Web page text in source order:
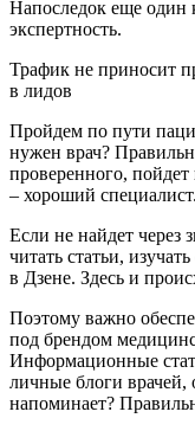
Напоследок еще один
экспертность.
Трафик не приносит
в лидов
Пройдем по пути
нужен врач?
проверенного,
– хороший специалист.
Если не найдет через
читать статьи,
в Дзене. Здесь и
Поэтому важно
под брендом
Информационные
личные блоги
напоминает?